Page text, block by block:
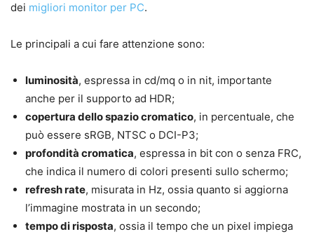
dei migliori monitor per PC.
Le principali a cui fare attenzione sono:
luminosità, espressa in cd/mq o in nit, importante
anche per il supporto ad HDR;
copertura dello spazio cromatico, in percentuale, che
può essere sRGB, NTSC o DCI-P3;
profondità cromatica, espressa in bit con o senza FRC,
che indica il numero di colori presenti sullo schermo;
refresh rate, misurata in Hz, ossia quanto si aggiorna
l’immagine mostrata in un secondo;
tempo di risposta, ossia il tempo che un pixel impiega